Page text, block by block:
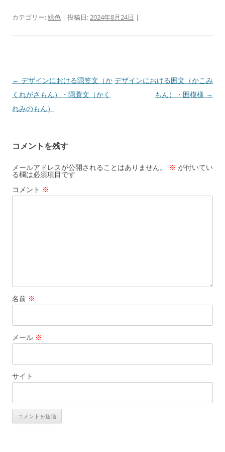
c
o
k
e e
カテゴリー:緑色 | 投稿日:2024年8月24日 |
投
稿
ナ
ー
シ
ョ
ン
← デザインにおける隠笠文（か
くれがさもん）・隠蓑文（かく
れみのもん）
デザインにおける囲文（かこみ
もん）・囲模様 →
コメントを残す
メールアドレスが公開されることはありません。 ※ が付いてい
る欄は必須項目です
コメント ※
名前 ※
メール ※
サイト